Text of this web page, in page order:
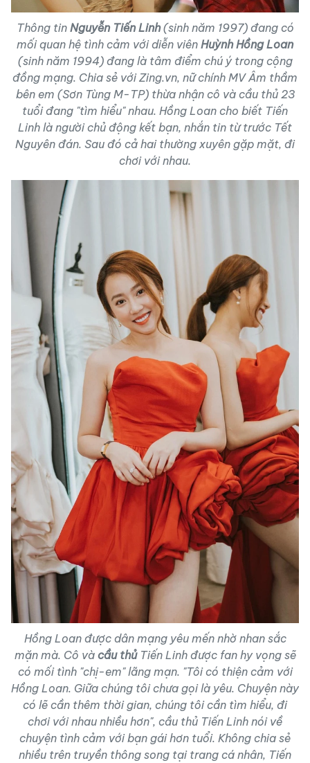
Thông tin Nguyễn Tiến Linh(sinh năm 1997) đang có
mối quan hệ tình cảm với diễn viên Huỳnh Hồng Loan
(sinh năm 1994) đang là tâm điểm chú ý trong cộng
đồng mạng. Chia sẻ vớiZing.vn, nữ chính MVÂm thầm
bên em (Sơn Tùng M-TP) thừa nhận cô và cầu thủ 23
tuổi đang "tìm hiểu" nhau. Hồng Loan cho biết Tiến
Linh là người chủ động kết bạn, nhắn tin từ trước Tết
Nguyên đán. Sau đó cả hai thường xuyên gặp mặt, đi
chơi với nhau.
Hồng Loan được dân mạng yêu mến nhờ nhan sắc
mặn mà. Cô và cầu thủTiến Linh được fan hy vọng sẽ
có mối tình "chị-em" lãng mạn. "Tôi có thiện cảm với
Hồng Loan. Giữa chúng tôi chưa gọi là yêu. Chuyện này
có lẽ cần thêm thời gian, chúng tôi cần tìm hiểu, đi
chơi với nhau nhiều hơn", cầu thủ Tiến Linh nói về
chuyện tình cảm với bạn gái hơn tuổi. Không chia sẻ
nhiều trên truyền thông song tại trang cá nhân, Tiến